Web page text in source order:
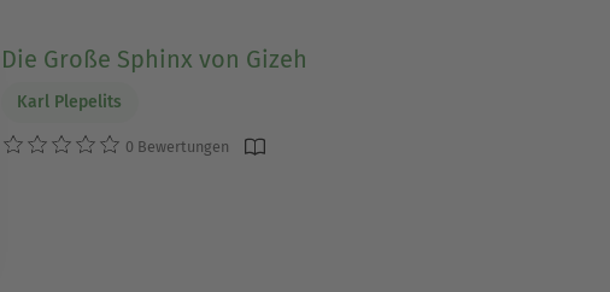
Die Große Sphinx von Gizeh
Karl Plepelits
0 Bewertungen